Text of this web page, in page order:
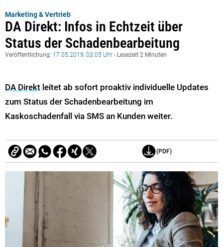
Marketing & Vertrieb
DA Direkt: Infos in Echtzeit über
Status der Schadenbearbeitung
Veröffentlichung: 17.05.2019, 03:05 Uhr - Lesezeit 2 Minuten
DA Direkt leitet ab sofort proaktiv individuelle Updates
zum Status der Schadenbearbeitung im
Kaskoschadenfall via SMS an Kunden weiter.
(PDF)